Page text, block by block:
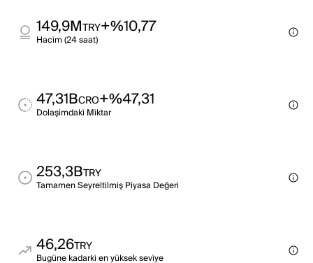
149,9MTRY+%10,77
Haci̇m (24 saat)
47,31BCRO+%47,31
Dolaşimdaki̇ Mi̇ktar
253,3BTRY
Tamamen Seyreltilmiş Piyasa Değeri
46,26TRY
Bugüne kadarki̇ en yüksek sevi̇ye